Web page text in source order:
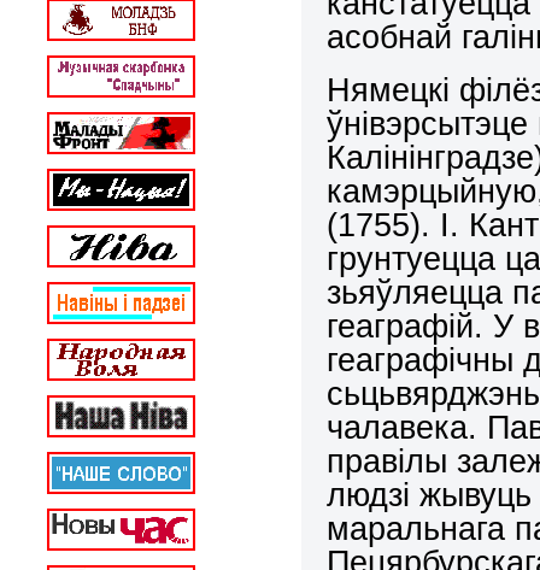
асобнай
Нямецкі
(1755). І.
грунтуецца
зьяўляецца
геаграфій. У
геаграфічны
чалавека.
правілы
людзі жывуць
маральнага